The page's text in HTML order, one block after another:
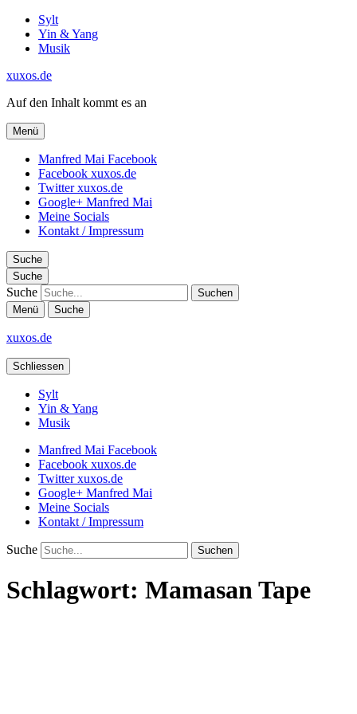
Sylt
Yin & Yang
Musik
xuxos.de
Auf den Inhalt kommt es an
Menü
Manfred Mai Facebook
Facebook xuxos.de
Twitter xuxos.de
Google+ Manfred Mai
Meine Socials
Kontakt / Impressum
Suche
Suche
Suche
Menü Suche
xuxos.de
Schliessen
Sylt
Yin & Yang
Musik
Manfred Mai Facebook
Facebook xuxos.de
Twitter xuxos.de
Google+ Manfred Mai
Meine Socials
Kontakt / Impressum
Suche
Schlagwort: Mamasan Tape